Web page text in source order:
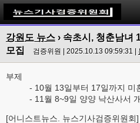
강원도 뉴스 › 속초시, 청춘남녀
모집
검증위원 | 2025.10.13 09:59:31 |
부제
- 10월 13일부터 17일까지 미
- 11월 8~9일 양양 낙산사서
[어니스트뉴스. 뉴스기사검증위원